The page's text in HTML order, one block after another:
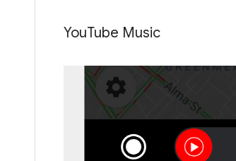
YouTube Music